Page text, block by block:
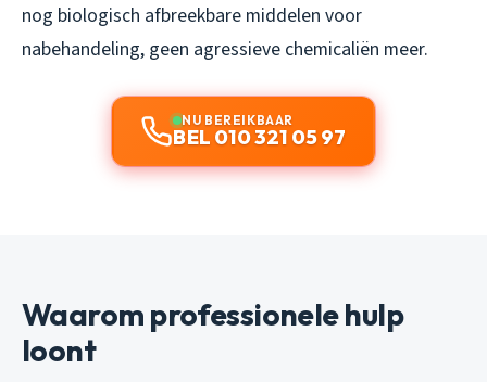
nog biologisch afbreekbare middelen voor
nabehandeling, geen agressieve chemicaliën meer.
NU BEREIKBAAR
BEL 010 321 05 97
Waarom professionele hulp
loont